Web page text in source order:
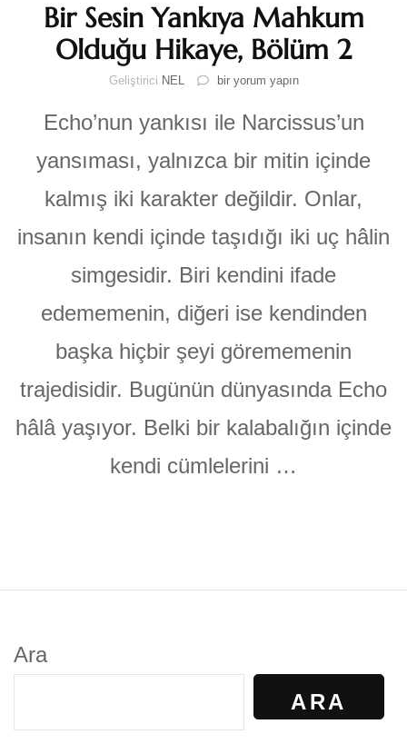
Bir Sesin Yankıya Mahkum
Olduğu Hikaye, Bölüm 2
Geliştirici NEL
Bir
Yankıya
Mahkum
Olduğu
Hikaye,
Bölüm
2
bir yorum yapın
Echo’nun yankısı ile Narcissus’un
yansıması, yalnızca bir mitin içinde
kalmış iki karakter değildir. Onlar,
insanın kendi içinde taşıdığı iki uç hâlin
simgesidir. Biri kendini ifade
edememenin, diğeri ise kendinden
başka hiçbir şeyi görememenin
trajedisidir. Bugünün dünyasında Echo
hâlâ yaşıyor. Belki bir kalabalığın içinde
kendi cümlelerini …
Ara
ARA